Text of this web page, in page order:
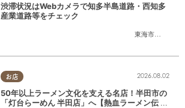
東海市大府市
渋滞状況はWebカメラで知多半島道路・西知多
産業道路等をチェック
お店 2026.08.02
50年以上ラーメン文化を支える名店！半田市の
「灯台らーめん 半田店」へ【熱血ラーメン伝 8